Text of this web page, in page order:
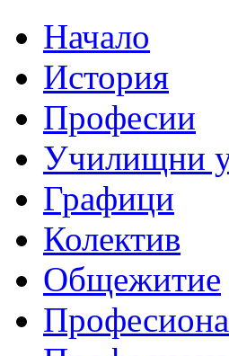
Начало
История
Професии
Училищни
Графици
Колектив
Общежитие